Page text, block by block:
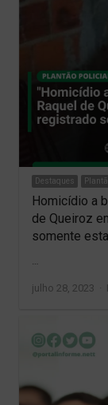
Destaques
Homicídio a
de Queiroz
somente
julho 28, 2023